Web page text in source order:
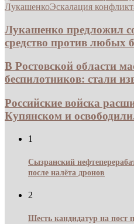
ЛукашенкоЭскалация
Лукашенко предложил
средство против любых
В Ростовской области
беспилотников: стали
Российские войска
Купянском и
1
Сызранский
после налёта дронов
2
Шесть кандидатур на пост